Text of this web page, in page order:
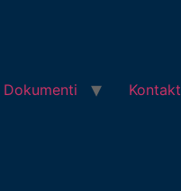
Dokumenti Kontakt